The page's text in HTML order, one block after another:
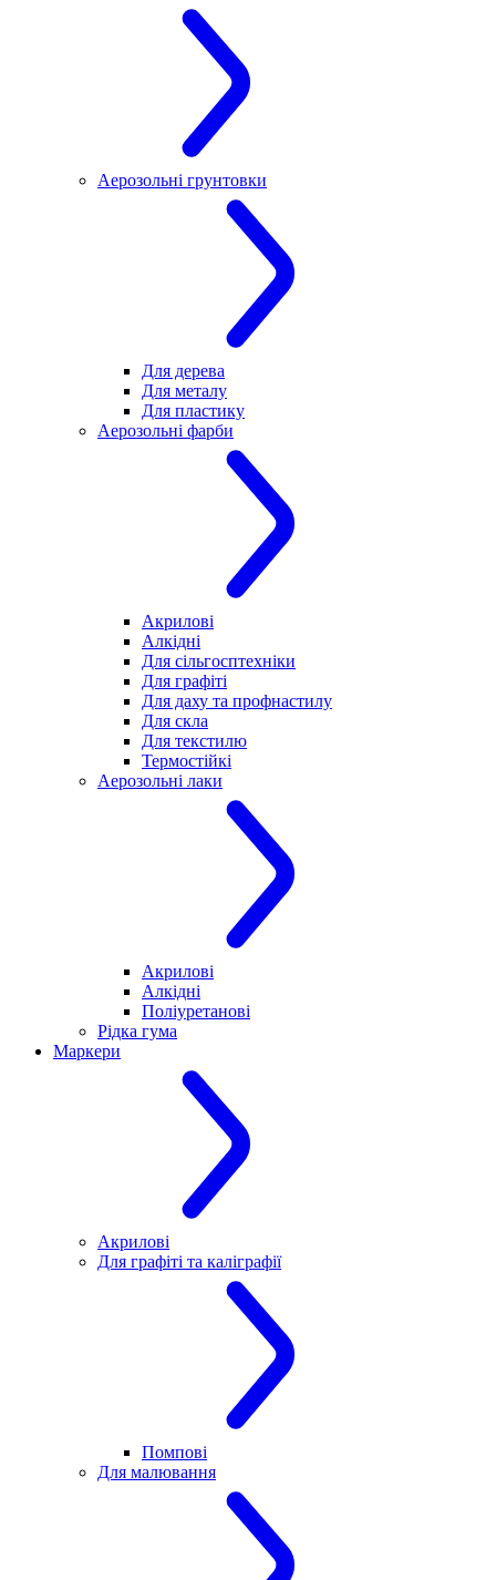
Аерозольні грунтовки
Для дерева
Для металу
Для пластику
Аерозольні фарби
Акрилові
Алкідні
Для cільгосптехніки
Для графіті
Для даху та профнастилу
Для скла
Для текстилю
Термостійкі
Аерозольні лаки
Акрилові
Алкідні
Поліуретанові
Рідка гума
Маркери
Акрилові
Для графіті та каліграфії
Помпові
Для малювання